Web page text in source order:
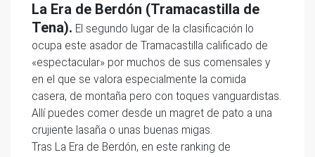
La Era de Berdón (Tramacastilla de
Tena). El segundo lugar de la clasificación lo
ocupa este asador de Tramacastilla calificado de
«espectacular» por muchos de sus comensales y
en el que se valora especialmente la comida
casera, de montaña pero con toques vanguardistas.
Allí puedes comer desde un magret de pato a una
crujiente lasaña o unas buenas migas.
Tras La Era de Berdón, en este ranking de